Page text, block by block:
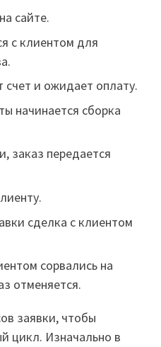
сайте.
с клиентом для
и ожидает оплату.
начинается сборка
заказ передается
сделка с клиентом
сорвались на
отменяется.
заявки, чтобы
цикл. Изначально в